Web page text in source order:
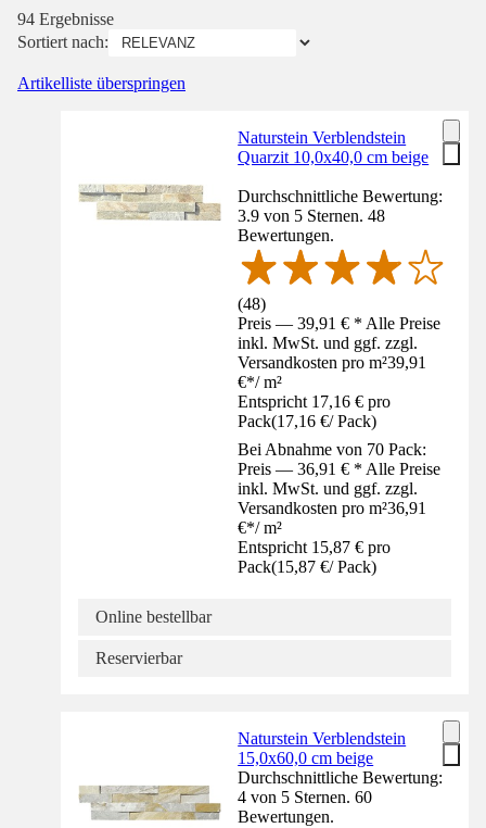
94 Ergebnisse
Sortiert nach:
Artikelliste überspringen
Naturstein Verblendstein
Quarzit 10,0x40,0 cm beige
Durchschnittliche Bewertung:
3.9 von 5 Sternen. 48
Bewertungen.
(48)
Preis — 39,91 € * Alle Preise
inkl. MwSt. und ggf. zzgl.
Versandkosten pro m²39,91
€*/ m²
Entspricht 17,16 € pro
Pack(17,16 €/ Pack)
Bei Abnahme von 70 Pack:
Preis — 36,91 € * Alle Preise
inkl. MwSt. und ggf. zzgl.
Versandkosten pro m²36,91
€*/ m²
Entspricht 15,87 € pro
Pack(15,87 €/ Pack)
Online bestellbar
Reservierbar
Naturstein Verblendstein
15,0x60,0 cm beige
Durchschnittliche Bewertung:
4 von 5 Sternen. 60
Bewertungen.